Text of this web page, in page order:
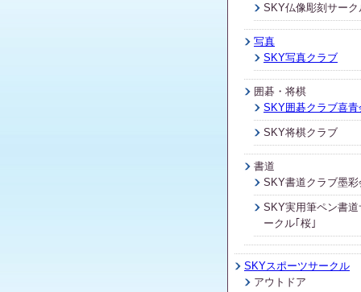
SKY仏像彫刻サーク
写真
SKY写真クラブ
囲碁・将棋
SKY囲碁クラブ喜青
SKY将棋クラブ
書道
SKY書道クラブ墨彩
SKY実用筆ペン書道
ークル｢桜｣
SKYスポーツサークル
アウトドア